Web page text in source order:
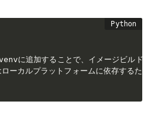
に追加することで、イメージビルド